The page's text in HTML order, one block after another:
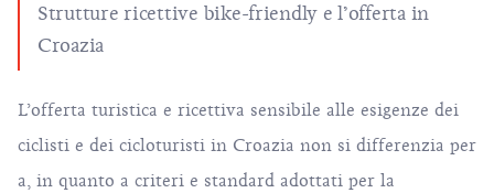
Strutture ricettive bike-friendly e l’offerta in
Croazia
L’offerta turistica e ricettiva sensibile alle esigenze dei
ciclisti e dei cicloturisti in Croazia non si differenzia per
a, in quanto a criteri e standard adottati per la